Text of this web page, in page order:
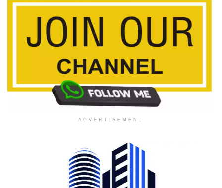
ADVERTISEMENT